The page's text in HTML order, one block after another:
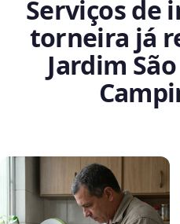
Serviços de
torneira já
Jardim